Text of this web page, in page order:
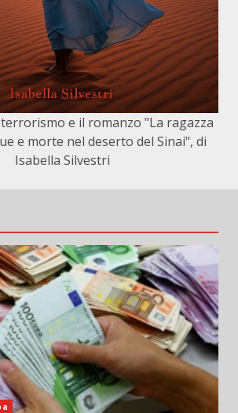
e il romanzo "La ragazza
e morte nel deserto del Sinai", di
Isabella Silvestri